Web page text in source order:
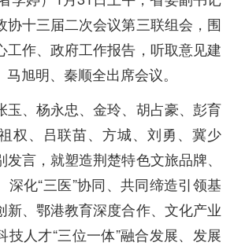
协十三届二次会议第三联组会，围
工作、政府工作报告，听取意见建
旭明、秦顺全出席会议。
玉、杨永忠、金玲、胡占豪、彭育
权、吕联苗、方城、刘勇、冀少
言，就塑造荆楚特色文旅品牌、
深化“三医”协同、共同缔造引领基
新、鄂港教育深度合作、文化产业
技人才“三位一体”融合发展、发展